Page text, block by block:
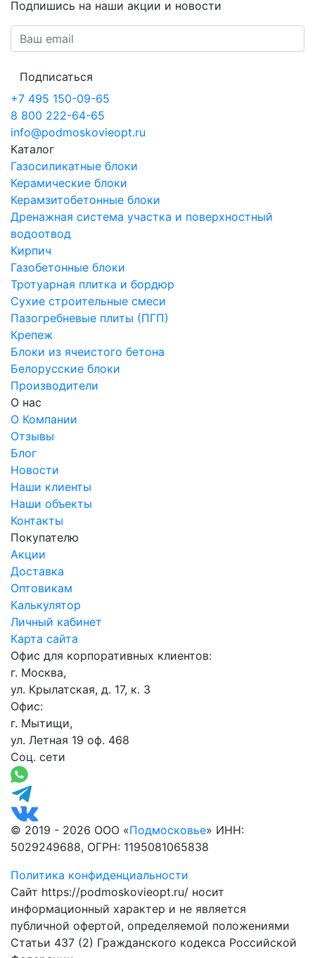
Подпишись на наши акции и новости
Подписаться
+7 495 150-09-65
8 800 222-64-65
info@podmoskovieopt.ru
Каталог
Газосиликатные блоки
Керамические блоки
Керамзитобетонные блоки
Дренажная система участка и поверхностный
водоотвод
Кирпич
Газобетонные блоки
Тротуарная плитка и бордюр
Сухие строительные смеси
Пазогребневые плиты (ПГП)
Крепеж
Блоки из ячеистого бетона
Белорусские блоки
Производители
О нас
О Компании
Отзывы
Блог
Новости
Наши клиенты
Наши объекты
Контакты
Покупателю
Акции
Доставка
Оптовикам
Калькулятор
Личный кабинет
Карта сайта
Офис для корпоративных клиентов:
г. Москва,
ул. Крылатская, д. 17, к. 3
Офис:
г. Мытищи,
ул. Летная 19 оф. 468
Соц. сети
© 2019 - 2026 ООО «Подмосковье» ИНН:
5029249688, ОГРН: 1195081065838
Политика конфиденциальности
Сайт https://podmoskovieopt.ru/ носит
информационный характер и не является
публичной офертой, определяемой положениями
Статьи 437 (2) Гражданского кодекса Российской